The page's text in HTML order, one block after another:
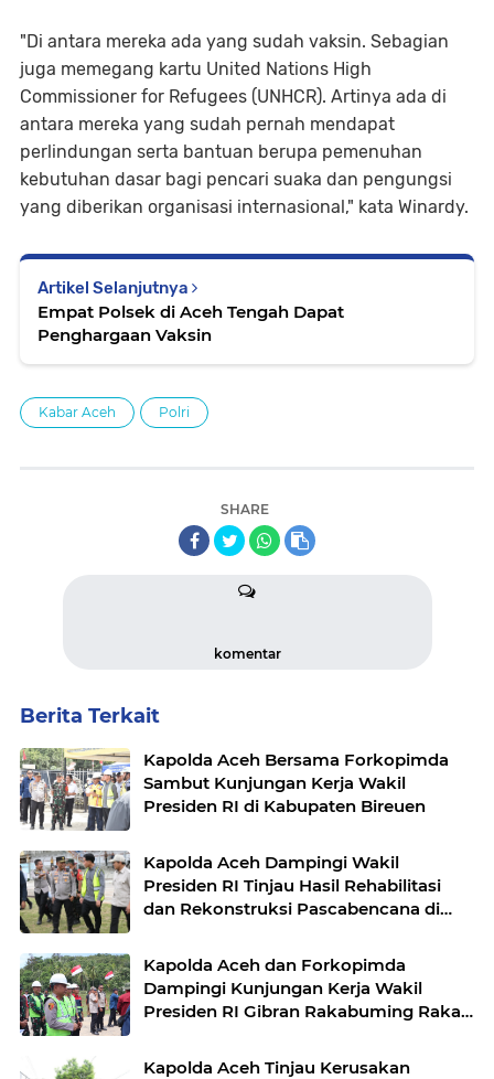
"Di antara mereka ada yang sudah vaksin. Sebagian
juga memegang kartu United Nations High
Commissioner for Refugees (UNHCR). Artinya ada di
antara mereka yang sudah pernah mendapat
perlindungan serta bantuan berupa pemenuhan
kebutuhan dasar bagi pencari suaka dan pengungsi
yang diberikan organisasi internasional," kata Winardy.
Artikel Selanjutnya
Empat Polsek di Aceh Tengah Dapat
Penghargaan Vaksin
Kabar Aceh Polri
SHARE
komentar
Berita Terkait
Kapolda Aceh Bersama Forkopimda
Sambut Kunjungan Kerja Wakil
Presiden RI di Kabupaten Bireuen
Kapolda Aceh Dampingi Wakil
Presiden RI Tinjau Hasil Rehabilitasi
dan Rekonstruksi Pascabencana di
Kapolda Aceh dan Forkopimda
Dampingi Kunjungan Kerja Wakil
Presiden RI Gibran Rakabuming Raka
Kapolda Aceh Tinjau Kerusakan